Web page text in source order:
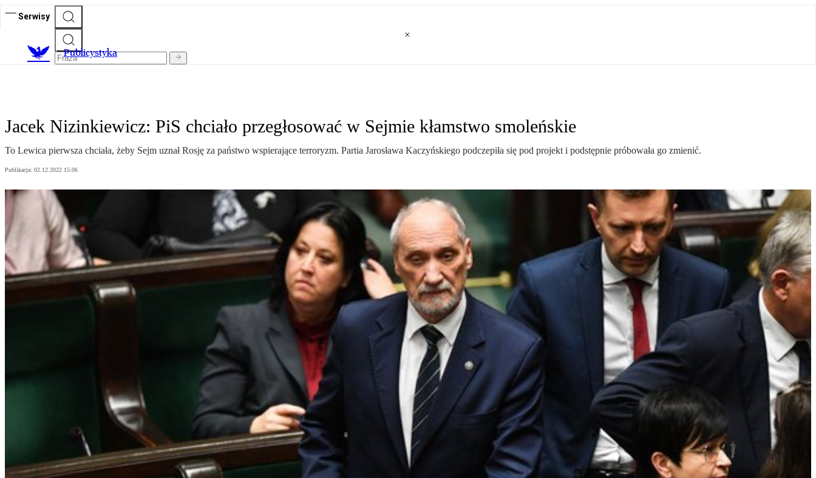
Serwisy
Publicystyka
Jacek Nizinkiewicz: PiS chciało przegłosować w Sejmie kłamstwo smoleńskie
To Lewica pierwsza chciała, żeby Sejm uznał Rosję za państwo wspierające terroryzm. Partia Jarosława Kaczyńskiego podczepiła się pod projekt i podstępnie próbowała go zmienić.
Publikacja: 02.12.2022 15:06